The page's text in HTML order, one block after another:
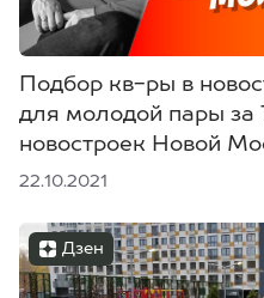
Подбор кв-ры в
для молодой пары за
новостроек Новой
22.10.2021
Дзен